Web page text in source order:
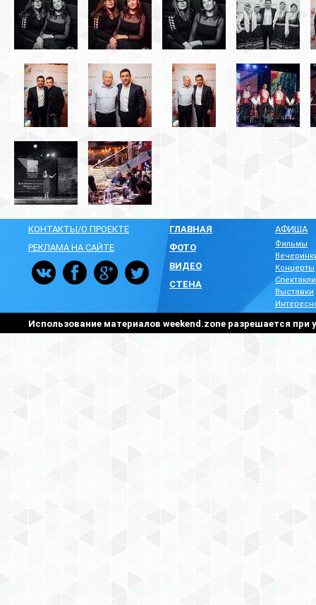
КОНТАКТЫ/О ПРОЕКТЕ
РЕКЛАМА НА САЙТЕ
ГЛАВНАЯ
ФОТО
ВИДЕО
СТЕНА
АФИША
Фильмы
Концерты
Спектакли
Выставки
Использование материалов weekend.zone разрешается